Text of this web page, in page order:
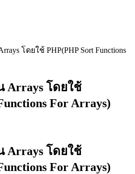
โดยใช้ PHP(PHP Sort Functions
Arrays โดยใช้
For Arrays)
Arrays โดยใช้
For Arrays)